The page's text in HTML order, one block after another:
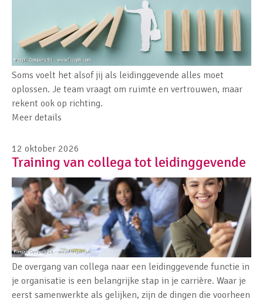
Soms voelt het alsof jij als leidinggevende alles moet
oplossen. Je team vraagt om ruimte en vertrouwen, maar
rekent ook op richting.
Meer details
12 oktober 2026
Training van collega tot leidinggevende
De overgang van collega naar een leidinggevende functie in
je organisatie is een belangrijke stap in je carrière. Waar je
eerst samenwerkte als gelijken, zijn de dingen die voorheen